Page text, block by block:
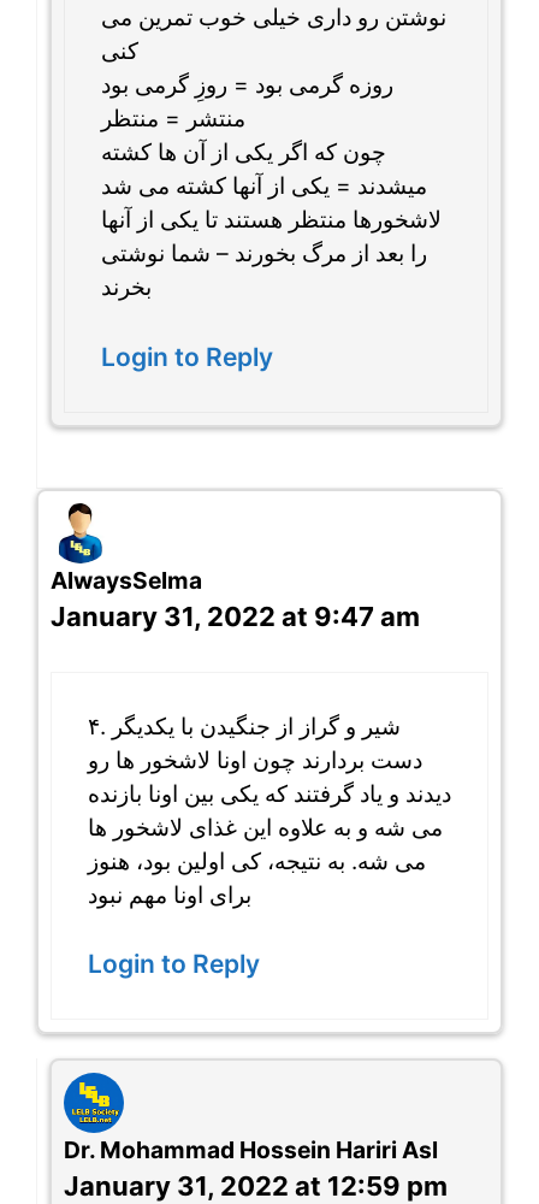
نوشتن رو داری خیلی خوب تمرین می
کنی
روزه گرمی بود = روزِ گرمی بود
منتشر = منتظر
چون که اگر یکی از آن ها کشته
میشدند = یکی از آنها کشته می شد
لاشخورها منتظر هستند تا یکی از آنها
را بعد از مرگ بخورند – شما نوشتی
بخرند
Login to Reply
AlwaysSelma
January 31, 2022 at 9:47 am
۴.‌ شیر و گراز از جنگیدن با یکدیگر
دست بردارند چون اونا لاشخور ها رو
دیدند و یاد گرفتند که یکی بین اونا بازنده
می شه و به علاوه این غذای لاشخور ها
می شه. به نتیجه، کی اولین بود، هنوز
برای اونا مهم نبود
Login to Reply
Dr. Mohammad Hossein Hariri Asl
January 31, 2022 at 12:59 pm